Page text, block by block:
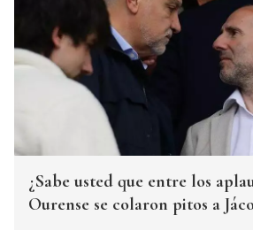
¿Sabe usted que entre los
Ourense se colaron pitos a